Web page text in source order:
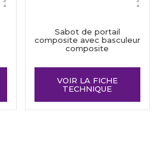
Sabot de portail
composite avec basculeur
composite
VOIR LA FICHE
TECHNIQUE